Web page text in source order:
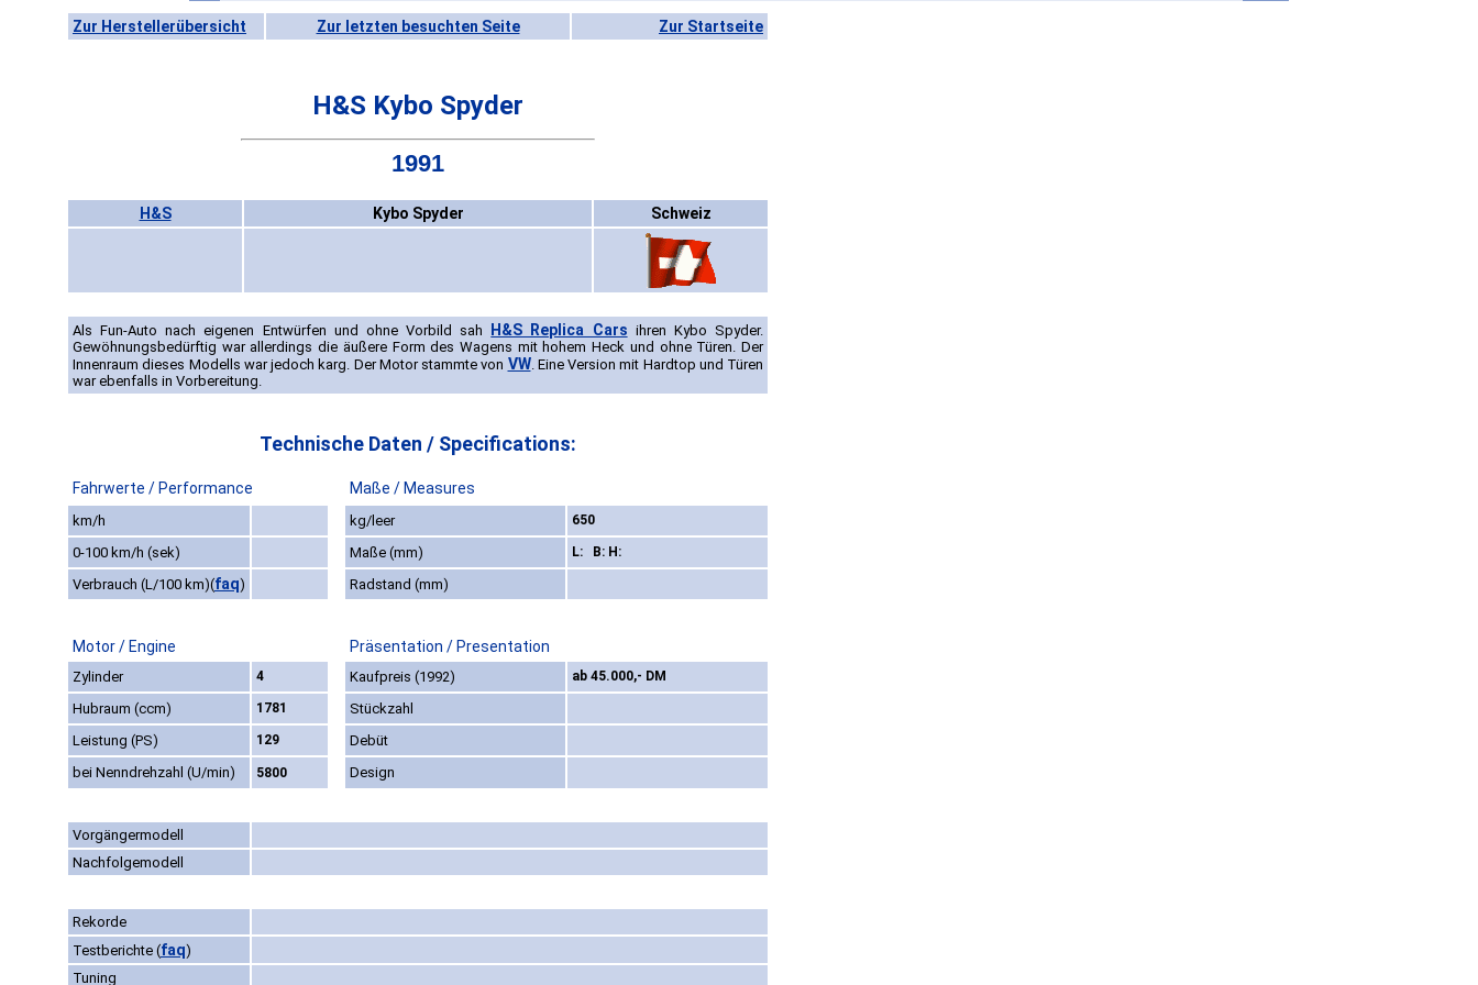
Zur Herstellerübersicht Zur letzten besuchten Seite Zur Startseite
H&S Kybo Spyder
1991
H&S Kybo Spyder Schweiz
Als Fun-Auto nach eigenen Entwürfen und ohne Vorbild sah H&S Replica Cars ihren Kybo Spyder.
Gewöhnungsbedürftig war allerdings die äußere Form des Wagens mit hohem Heck und ohne Türen. Der
Innenraum dieses Modells war jedoch karg. Der Motor stammte von VW. Eine Version mit Hardtop und Türen
war ebenfalls in Vorbereitung.
Technische Daten / Specifications:
Fahrwerte / Performance Maße / Measures
km/h kg/leer 650
0-100 km/h (sek) Maße (mm) L: B: H:
Verbrauch (L/100 km)(faq) Radstand (mm)
Motor / Engine Präsentation / Presentation
Zylinder 4 Kaufpreis (1992) ab 45.000,- DM
Hubraum (ccm) 1781
Stückzahl
Leistung (PS)
129
Debüt
bei Nenndrehzahl (U/min)
5800 Design
Vorgängermodell
Nachfolgemodell
Rekorde
Testberichte (faq)
Tuning